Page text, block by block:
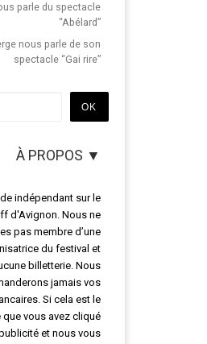
parle du spectacle
“Abélard”
nous parle de son
spectacle “Gai rire”
OK
À PROPOS ▼
indépendant sur le
d'Avignon. Nous ne
pas membre d’une
du festival et
billetterie. Nous
jamais vos
Si cela est le
vous avez cliqué
et nous vous